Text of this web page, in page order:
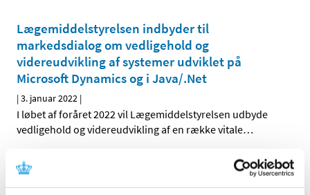
Lægemiddelstyrelsen indbyder til
markedsdialog om vedligehold og
videreudvikling af systemer udviklet på
Microsoft Dynamics og i Java/.Net
|3. januar 2022 |
I løbet af foråret 2022 vil Lægemiddelstyrelsen udbyde
vedligehold og videreudvikling af en række vitale…
Forrige 2